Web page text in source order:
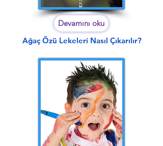
Devamını oku
Ağaç Özü Lekeleri Nasıl Çıkarılır?